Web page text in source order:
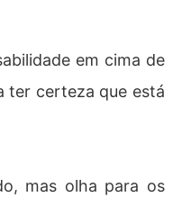
em cima de
ter certeza que está
mas olha para os